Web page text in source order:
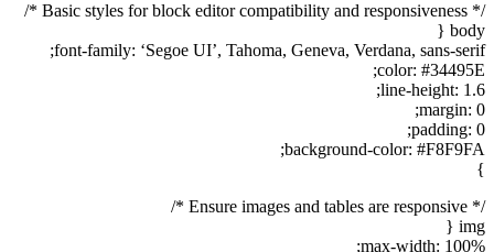
/* Basic styles for block editor compatibility and responsiveness */
body {
font-family: ‘Segoe UI’, Tahoma, Geneva, Verdana, sans-serif;
color: #34495E;
line-height: 1.6;
margin: 0;
padding: 0;
background-color: #F8F9FA;
}
/* Ensure images and tables are responsive */
img {
max-width: 100%;